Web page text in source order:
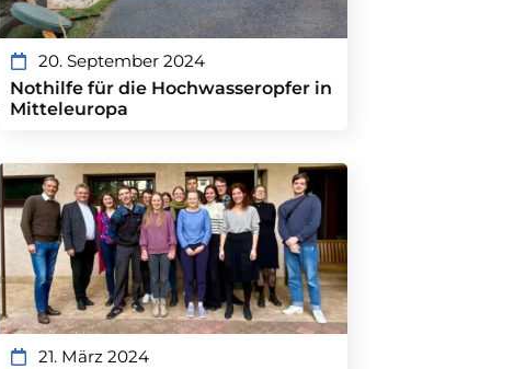
20. September 2024
Nothilfe für die Hochwasseropfer in
Mitteleuropa
21. März 2024